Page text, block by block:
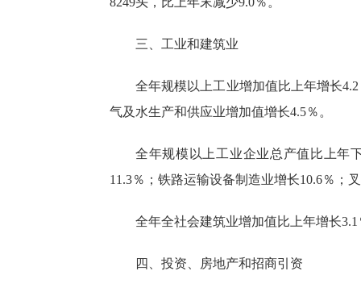
三、工业和建筑业
全年规模以上工业增加值比上年增长
气及水生产和供应业增加值增长4.5％。
全年规模以上工业企业总产值比上年
11.3％；铁路运输设备制造业增长10.6％；
全年全社会建筑业增加值比上年增长
四、投资、房地产和招商引资